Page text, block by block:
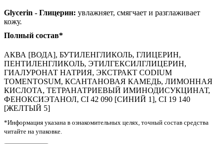
Glycerin - Глицерин: увлажняет, смягчает и разглаживает
кожу.
Полный состав*
АКВА [ВОДА], БУТИЛЕНГЛИКОЛЬ, ГЛИЦЕРИН,
ПЕНТИЛЕНГЛИКОЛЬ, ЭТИЛГЕКСИЛГЛИЦЕРИН,
ГИАЛУРОНАТ НАТРИЯ, ЭКСТРАКТ CODIUM
TOMENTOSUM, КСАНТАНОВАЯ КАМЕДЬ, ЛИМОННАЯ
КИСЛОТА, ТЕТРАНАТРИЕВЫЙ ИМИНОДИСУКЦИНАТ,
ФЕНОКСИЭТАНОЛ, CI 42 090 [СИНИЙ 1], CI 19 140
[ЖЕЛТЫЙ 5]
*Информация указана в ознакомительных целях, точный состав средства
читайте на упаковке.